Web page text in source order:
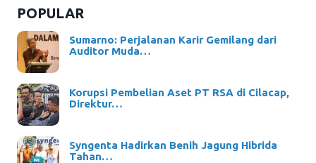
POPULAR
Sumarno: Perjalanan Karir Gemilang dari
Auditor Muda…
Korupsi Pembelian Aset PT RSA di Cilacap,
Direktur…
Syngenta Hadirkan Benih Jagung Hibrida
Tahan…